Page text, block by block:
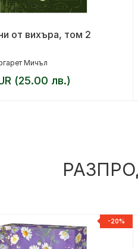
от вихъра, том 2
Мичъл
(25.00 лв.)
-20%